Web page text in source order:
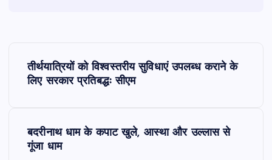
तीर्थयात्रियों को विश्वस्तरीय सुविधाएं उपलब्ध कराने के
लिए सरकार प्रतिबद्धः सीएम
बदरीनाथ धाम के कपाट खुले, आस्था और उल्लास से
गूंजा धाम